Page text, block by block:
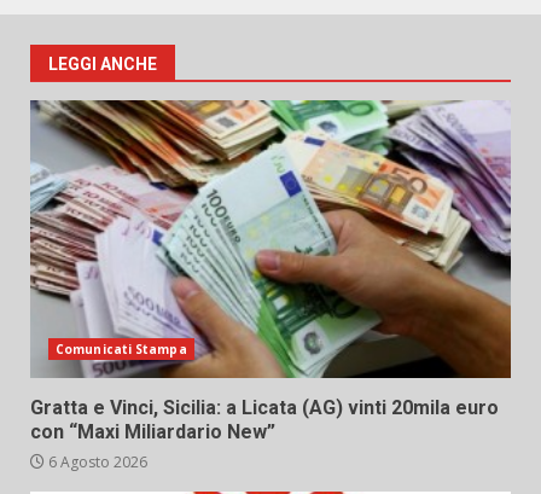
LEGGI ANCHE
Comunicati Stampa
Gratta e Vinci, Sicilia: a Licata (AG) vinti 20mila euro
con “Maxi Miliardario New”
6 Agosto 2026